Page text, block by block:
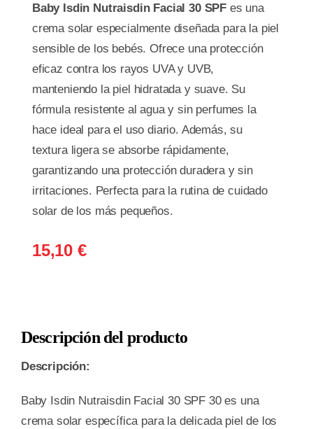
Baby Isdin Nutraisdin Facial 30 SPF es una
crema solar especialmente diseñada para la piel
sensible de los bebés. Ofrece una protección
eficaz contra los rayos UVA y UVB,
manteniendo la piel hidratada y suave. Su
fórmula resistente al agua y sin perfumes la
hace ideal para el uso diario. Además, su
textura ligera se absorbe rápidamente,
garantizando una protección duradera y sin
irritaciones. Perfecta para la rutina de cuidado
solar de los más pequeños.
15,10 €
Descripción del producto
Descripción:
Baby Isdin Nutraisdin Facial 30 SPF 30 es una
crema solar específica para la delicada piel de los